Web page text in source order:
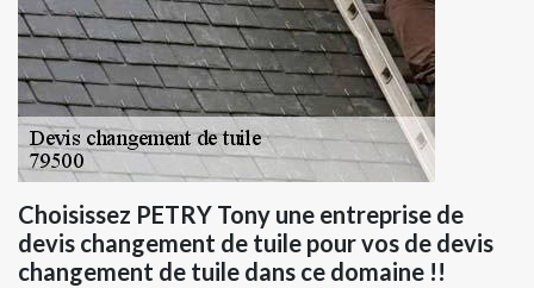
Choisissez PETRY Tony une entreprise de
devis changement de tuile pour vos de devis
changement de tuile dans ce domaine !!